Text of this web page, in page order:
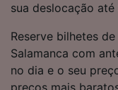
sua deslocação até
Reserve bilhetes
Salamanca com
no dia e o seu